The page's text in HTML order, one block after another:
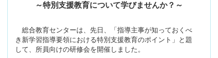
～特別支援教育について学びませんか？～
総合教育センターは、先日、「指導主事が知っておくべ
き新学習指導要領における特別支援教育のポイント」と題
して、所員向けの研修会を開催しました。